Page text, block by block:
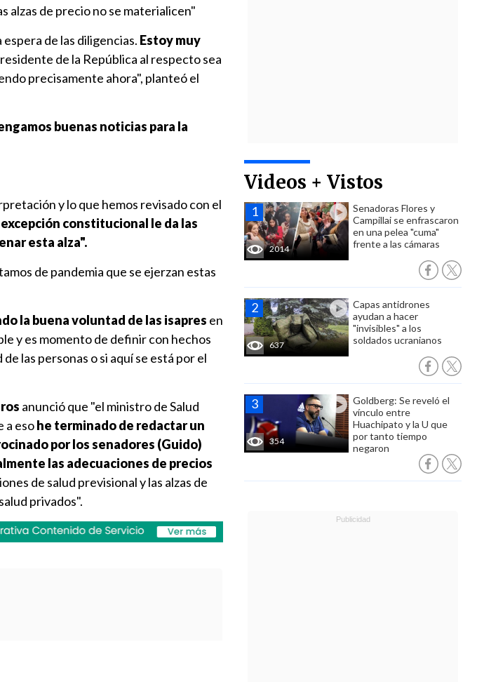
Videos + Vistos
2014
Senadoras Flores y
Campillai se enfrascaron
en una pelea "cuma"
frente a las cámaras
637
Capas antidrones
ayudan a hacer
"invisibles" a los
soldados ucranianos
354
Goldberg: Se reveló el
vínculo entre
Huachipato y la U que
por tanto tiempo
negaron
alzas de precio no se materialicen"
de las diligencias. Estoy muy
de la República al respecto sea
precisamente ahora", planteó el
buenas noticias para la
y lo que hemos revisado con el
constitucional le da las
esta alza".
de pandemia que se ejerzan estas
la buena voluntad de las isapres en
y es momento de definir con hechos
las personas o si aquí se está por el
anunció que "el ministro de Salud
a esohe terminado de redactar un
por los senadores (Guido)
las adecuaciones de precios
de salud previsional y las alzas de
privados".